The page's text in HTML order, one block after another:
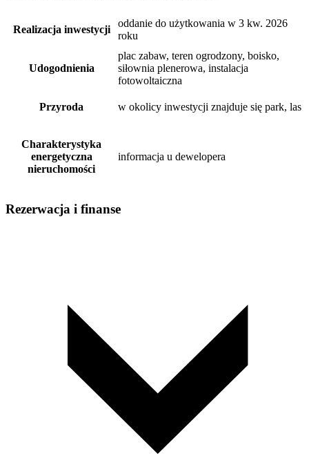
Realizacja inwestycji
oddanie do użytkowania w 3 kw. 2026
roku
Udogodnienia
plac zabaw, teren ogrodzony, boisko,
siłownia plenerowa, instalacja
fotowoltaiczna
Przyroda w okolicy inwestycji znajduje się park, las
Charakterystyka
energetyczna
nieruchomości
informacja u dewelopera
Rezerwacja i finanse